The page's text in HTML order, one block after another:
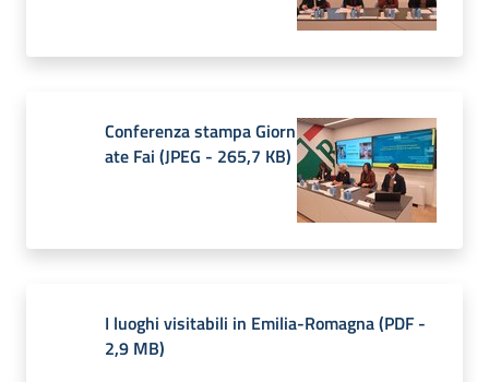
Conferenza stampa Giorn
ate Fai (JPEG - 265,7 KB)
I luoghi visitabili in Emilia-Romagna(PDF -
2,9 MB)